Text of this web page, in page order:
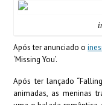
Após ter anunciado o
‘Missing You’.
Após ter lançado
animadas, as meninas